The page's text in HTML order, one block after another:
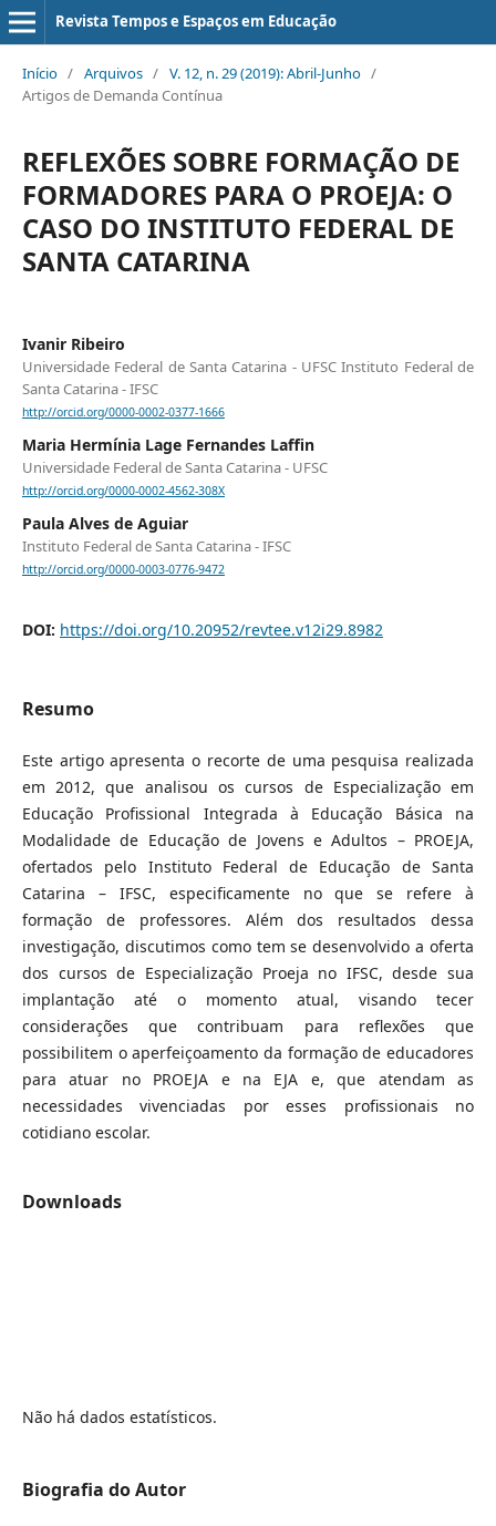
Revista Tempos e Espaços em Educação
Início / Arquivos / V. 12, n. 29 (2019): Abril-Junho /
Artigos de Demanda Contínua
REFLEXÕES SOBRE FORMAÇÃO DE
FORMADORES PARA O PROEJA: O
CASO DO INSTITUTO FEDERAL DE
SANTA CATARINA
Ivanir Ribeiro
Universidade Federal de Santa Catarina - UFSC Instituto Federal de
Santa Catarina - IFSC
http://orcid.org/0000-0002-0377-1666
Maria Hermínia Lage Fernandes Laffin
Universidade Federal de Santa Catarina - UFSC
http://orcid.org/0000-0002-4562-308X
Paula Alves de Aguiar
Instituto Federal de Santa Catarina - IFSC
http://orcid.org/0000-0003-0776-9472
DOI: https://doi.org/10.20952/revtee.v12i29.8982
Resumo
Este artigo apresenta o recorte de uma pesquisa realizada
em 2012, que analisou os cursos de Especialização em
Educação Profissional Integrada à Educação Básica na
Modalidade de Educação de Jovens e Adultos – PROEJA,
ofertados pelo Instituto Federal de Educação de Santa
Catarina – IFSC, especificamente no que se refere à
formação de professores. Além dos resultados dessa
investigação, discutimos como tem se desenvolvido a oferta
dos cursos de Especialização Proeja no IFSC, desde sua
implantação até o momento atual, visando tecer
considerações que contribuam para reflexões que
possibilitem o aperfeiçoamento da formação de educadores
para atuar no PROEJA e na EJA e, que atendam as
necessidades vivenciadas por esses profissionais no
cotidiano escolar.
Downloads
Não há dados estatísticos.
Biografia do Autor